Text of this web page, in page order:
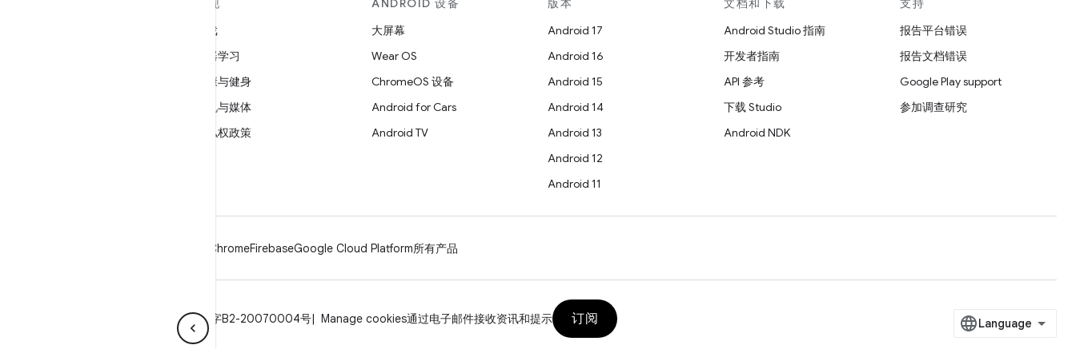
发现
游戏
机器学习
健康与健身
相机与媒体
隐私权政策
ANDROID 设备
大屏幕
Wear OS
ChromeOS 设备
Android for Cars
Android TV
版本
Android 17
Android 16
Android 15
Android 14
Android 13
Android 12
Android 11
文档和下载
Android Studio 指南
开发者指南
API 参考
下载 Studio
Android NDK
支持
报告平台错误
报告文档错误
Google Play support
参加调查研究
ChromeFirebaseGoogle Cloud Platform所有产品
ICP证合字B2-20070004号 Manage cookies通过电子邮件接收资讯和提示 订阅